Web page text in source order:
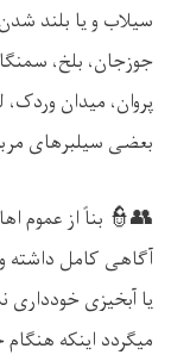
سیلاب و یا بلند
جوزجان، بلخ،
پروان، میدان وردک،
بعضی سیلبرهای
👮👥 بناً از عموم
آگاهی کامل داشته
یا آبخیزی خودداری
میگردد اینکه